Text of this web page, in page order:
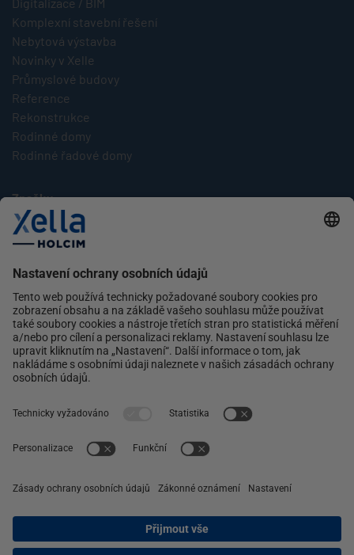
Komplexní stavební řešení
Nebytová výstavba
Novinky v Xelle
Průmyslové budovy
Reference
Rekonstrukce
Rodinné domy
Rodinné řadové domy
Značky
Multipor
Silka
Xella
Kontakt
Ochrana osobních údajů